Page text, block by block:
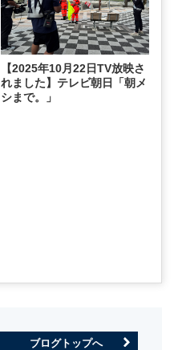
【2025年10月22日TV放映さ
れました】テレビ朝日「朝メ
シまで。」
ブログトップへ